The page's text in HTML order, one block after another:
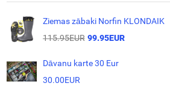
Ziemas zābaki Norfin KLONDAIK
115.95EUR 99.95EUR
Dāvanu karte 30 Eur
30.00EUR